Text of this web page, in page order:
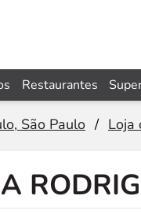
Restaurantes
São Paulo / Loja